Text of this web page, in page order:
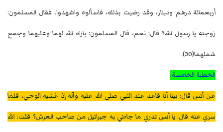
أربعمائة درهم ودينار، وقد رضيت بذلك، فاسألوه واشهدوا. فقال المسلمون:
زوجته يا رسول الله؟ قال: نعم، قال المسلمون: بارك الله لهما وعليهما وجمع
شملهما(30).
الخطبة الخامسة:
عن أنس قال: بينا أنا قاعد عند النبي صلى الله عليه وآله إذ غشيه الوحي، فلما
سري عنه قال: يا أنس تدري ما جاءني به جبرائيل من صاحب العرش؟ قلت: الله